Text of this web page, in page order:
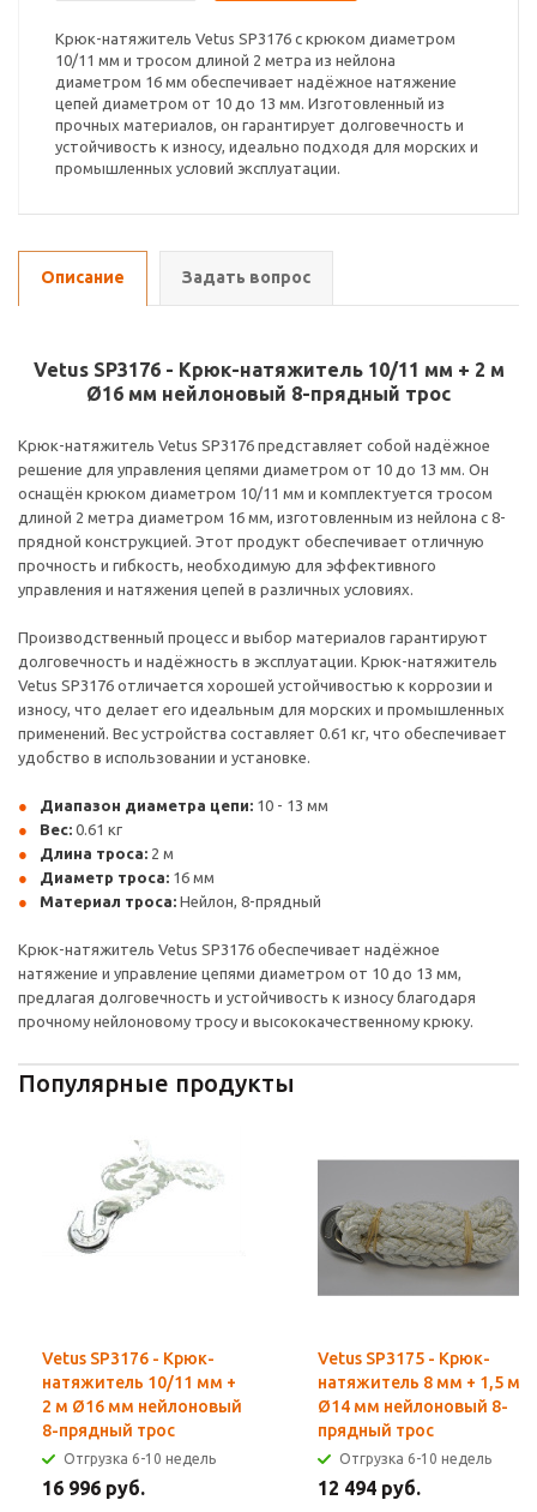
Крюк-натяжитель Vetus SP3176 с крюком диаметром
10/11 мм и тросом длиной 2 метра из нейлона
диаметром 16 мм обеспечивает надёжное натяжение
цепей диаметром от 10 до 13 мм. Изготовленный из
прочных материалов, он гарантирует долговечность и
устойчивость к износу, идеально подходя для морских и
промышленных условий эксплуатации.
Описание Задать вопрос
Vetus SP3176 - Крюк-натяжитель 10/11 мм + 2 м
Ø16 мм нейлоновый 8-прядный трос
Крюк-натяжитель Vetus SP3176 представляет собой надёжное
решение для управления цепями диаметром от 10 до 13 мм. Он
оснащён крюком диаметром 10/11 мм и комплектуется тросом
длиной 2 метра диаметром 16 мм, изготовленным из нейлона с 8-
прядной конструкцией. Этот продукт обеспечивает отличную
прочность и гибкость, необходимую для эффективного
управления и натяжения цепей в различных условиях.
Производственный процесс и выбор материалов гарантируют
долговечность и надёжность в эксплуатации. Крюк-натяжитель
Vetus SP3176 отличается хорошей устойчивостью к коррозии и
износу, что делает его идеальным для морских и промышленных
применений. Вес устройства составляет 0.61 кг, что обеспечивает
удобство в использовании и установке.
Диапазон диаметра цепи: 10 - 13 мм
Вес: 0.61 кг
Длина троса: 2 м
Диаметр троса: 16 мм
Материал троса: Нейлон, 8-прядный
Крюк-натяжитель Vetus SP3176 обеспечивает надёжное
натяжение и управление цепями диаметром от 10 до 13 мм,
предлагая долговечность и устойчивость к износу благодаря
прочному нейлоновому тросу и высококачественному крюку.
Популярные продукты
Vetus SP3176 - Крюк-
натяжитель 10/11 мм +
2 м Ø16 мм нейлоновый
8-прядный трос
Отгрузка 6-10 недель
16 996 руб.
Vetus SP3175 - Крюк-
натяжитель 8 мм + 1,5 м
Ø14 мм нейлоновый 8-
прядный трос
Отгрузка 6-10 недель
12 494 руб.